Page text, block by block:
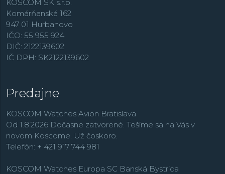
KOSCOM SK s.r.o.
Komárňanská 162
947 01 Hurbanovo
IČO: 55 955 924
DIČ: 2122139602
IČ DPH: SK2122139602
Predajne
KOSCOM Watches Avion Bratislava
Od 1.8.2026 Dočasne zatvorené. Tešíme sa na Vás v
novom Koscome. Už čoskoro.
Telefón: + 421 917 744 981
KOSCOM Watches Europa SC Banská Bystrica